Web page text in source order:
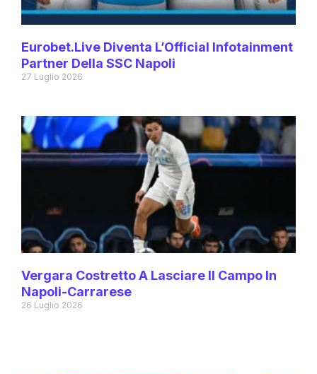
Eurobet.live Diventa L’Official Infotainment
Partner Della SSC Napoli
27 Luglio 2026
Vergara Costretto A Lasciare Il Campo In
Napoli-Carrarese
26 Luglio 2026